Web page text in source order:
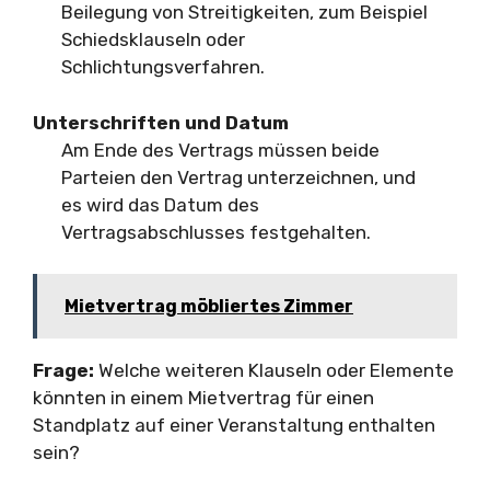
Beilegung von Streitigkeiten, zum Beispiel
Schiedsklauseln oder
Schlichtungsverfahren.
Unterschriften und Datum
Am Ende des Vertrags müssen beide
Parteien den Vertrag unterzeichnen, und
es wird das Datum des
Vertragsabschlusses festgehalten.
Mietvertrag möbliertes Zimmer
Frage: Welche weiteren Klauseln oder Elemente
könnten in einem Mietvertrag für einen
Standplatz auf einer Veranstaltung enthalten
sein?